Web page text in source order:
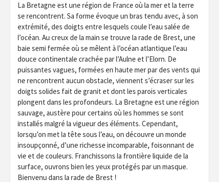
La Bretagne est une région de France où la mer et la terre
se rencontrent. Sa forme évoque un bras tendu avec, à son
extrémité, des doigts entre lesquels coule l’eau salée de
l’océan. Au creux de la main se trouve la rade de Brest, une
baie semi fermée où se mêlent à l’océan atlantique l’eau
douce continentale crachée par l’Aulne et l’Elorn. De
puissantes vagues, formées en haute mer par des vents qui
ne rencontrent aucun obstacle, viennent s’écraser sur les
doigts solides fait de granit et dont les parois verticales
plongent dans les profondeurs. La Bretagne est une région
sauvage, austère pour certains où les hommes se sont
installés malgré la vigueur des éléments. Cependant,
lorsqu’on met la tête sous l’eau, on découvre un monde
insoupçonné, d’une richesse incomparable, foisonnant de
vie et de couleurs. Franchissons la frontière liquide de la
surface, ouvrons bien les yeux protégés par un masque.
Bienvenu dans la rade de Brest !